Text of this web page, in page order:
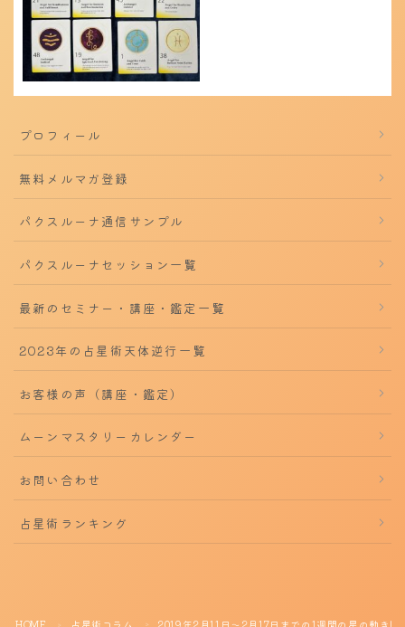
プロフィール
無料メルマガ登録
パクスルーナ通信サンプル
パクスルーナセッション一覧
最新のセミナー・講座・鑑定一覧
2023年の占星術天体逆行一覧
お客様の声（講座・鑑定）
ムーンマスタリーカレンダー
お問い合わせ
占星術ランキング
HOME ＞ 占星術コラム ＞ 2019年2月11日～2月17日までの1週間の星の動き[